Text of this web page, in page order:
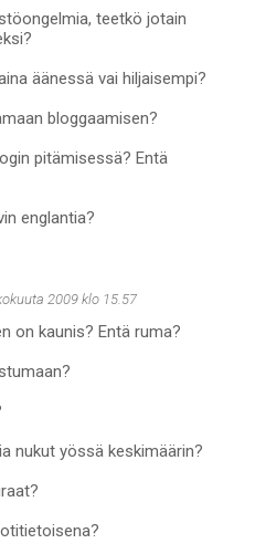
teetkö jotain
äänessä vai hiljaisempi?
bloggaamisen?
pitämisessä? Entä
englantia?
2009 klo 15.57
on kaunis? Entä ruma?
nukut yössä keskimäärin?